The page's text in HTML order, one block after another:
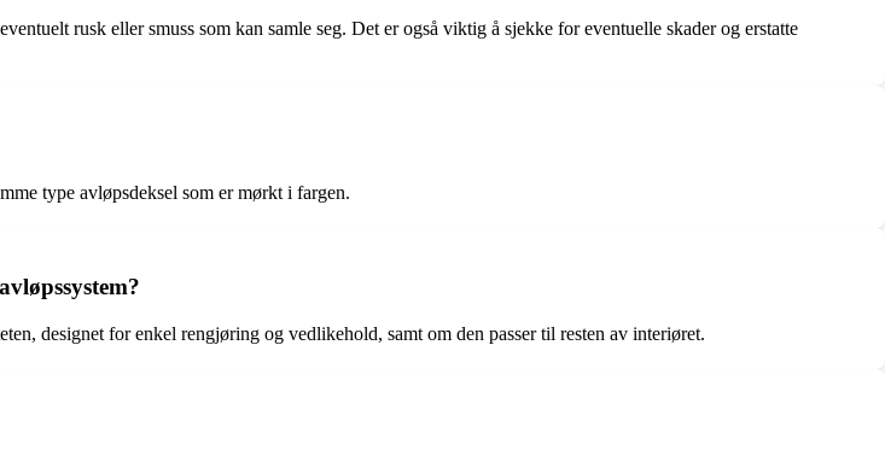
rusk eller smuss som kan samle seg. Det er også viktig å sjekke for eventuelle skader og erstatte
type avløpsdeksel som er mørkt i fargen.
designet for enkel rengjøring og vedlikehold, samt om den passer til resten av interiøret.